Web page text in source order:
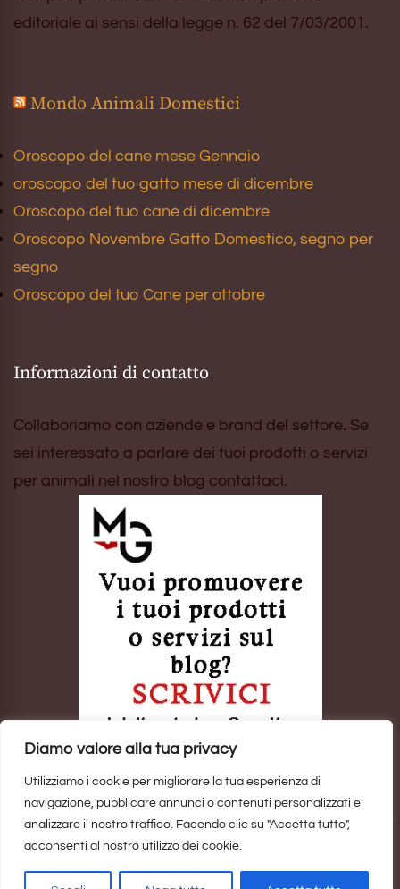
Diamo valore alla tua privacy
Utilizziamo i cookie per migliorare la tua esperienza di
navigazione, pubblicare annunci o contenuti personalizzati e
analizzare il nostro traffico. Facendo clic su "Accetta tutto",
acconsenti al nostro utilizzo dei cookie.
editoriale ai sensi della legge n. 62 del 7/03/2001.
Mondo Animali Domestici
Oroscopo del cane mese Gennaio
oroscopo del tuo gatto mese di dicembre
Oroscopo del tuo cane di dicembre
Oroscopo Novembre Gatto Domestico, segno per
segno
Oroscopo del tuo Cane per ottobre
Informazioni di contatto
Collaboriamo con aziende e brand del settore. Se
sei interessato a parlare dei tuoi prodotti o servizi
per animali nel nostro blog contattaci.
Sito realizzato daMarina Galatioto. ©2025 Tutti i Diritti Riservati -
Privacy Policy